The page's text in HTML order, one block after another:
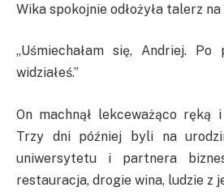
Wika spokojnie odłożyła talerz na
„Uśmiechałam się, Andriej.
widziałeś.”
On machnął lekceważąco ręką
Trzy dni później byli na
uniwersytetu i partnera
restauracja, drogie wina, ludzie z